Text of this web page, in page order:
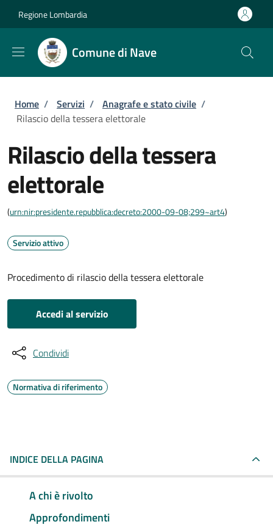
Regione Lombardia
Comune di Nave
Briciole di pane
Home / Servizi / Anagrafe e stato civile /
Rilascio della tessera elettorale
Rilascio della tessera
elettorale
(urn:nir:presidente.repubblica:decreto:2000-09-08;299~art4)
Servizio attivo
Procedimento di rilascio della tessera elettorale
Accedi al servizio
Condividi
Normativa di riferimento
INDICE DELLA PAGINA
A chi è rivolto
Approfondimenti